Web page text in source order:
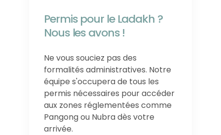
Permis pour le Ladakh ?
Nous les avons !
Ne vous souciez pas des
formalités administratives. Notre
équipe s'occupera de tous les
permis nécessaires pour accéder
aux zones réglementées comme
Pangong ou Nubra dès votre
arrivée.